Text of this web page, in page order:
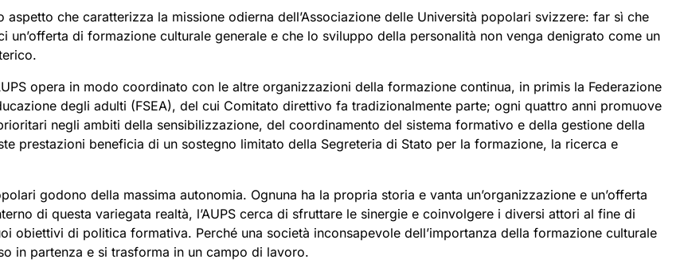
aspetto che caratterizza la missione odierna dell’Associazione delle Università popolari svizzere: far sì che
un’offerta di formazione culturale generale e che lo sviluppo della personalità non venga denigrato come un
opera in modo coordinato con le altre organizzazioni della formazione continua, in primis la Federazione
degli adulti (FSEA), del cui Comitato direttivo fa tradizionalmente parte; ogni quattro anni promuove
negli ambiti della sensibilizzazione, del coordinamento del sistema formativo e della gestione della
prestazioni beneficia di un sostegno limitato della Segreteria di Stato per la formazione, la ricerca e
godono della massima autonomia. Ognuna ha la propria storia e vanta un’organizzazione e un’offerta
di questa variegata realtà, l’AUPS cerca di sfruttare le sinergie e coinvolgere i diversi attori al fine di
obiettivi di politica formativa. Perché una società inconsapevole dell’importanza della formazione culturale
in partenza e si trasforma in un campo di lavoro.